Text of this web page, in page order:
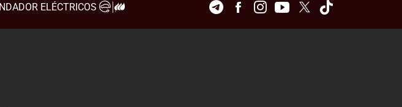
ELÉCTRICOS
TelegramFacebookInstagramYoutubeTwitter